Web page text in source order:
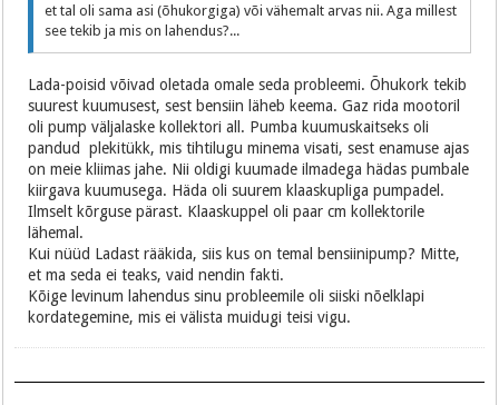
et tal oli sama asi (õhukorgiga) või vähemalt arvas nii. Aga millest
see tekib ja mis on lahendus?...
Lada-poisid võivad oletada omale seda probleemi. Õhukork tekib
suurest kuumusest, sest bensiin läheb keema. Gaz rida mootoril
oli pump väljalaske kollektori all. Pumba kuumuskaitseks oli
pandud plekitükk, mis tihtilugu minema visati, sest enamuse ajas
on meie kliimas jahe. Nii oldigi kuumade ilmadega hädas pumbale
kiirgava kuumusega. Häda oli suurem klaaskupliga pumpadel.
Ilmselt kõrguse pärast. Klaaskuppel oli paar cm kollektorile
lähemal.
Kui nüüd Ladast rääkida, siis kus on temal bensiinipump? Mitte,
et ma seda ei teaks, vaid nendin fakti.
Kõige levinum lahendus sinu probleemile oli siiski nõelklapi
kordategemine, mis ei välista muidugi teisi vigu.